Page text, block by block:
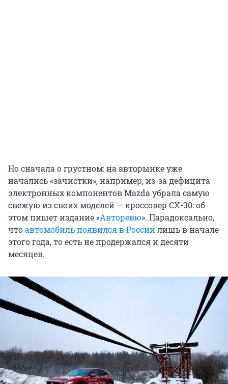
Но сначала о грустном: на авторынке уже
начались «зачистки», например, из-за дефицита
электронных компонентов Mazda убрала самую
свежую из своих моделей — кроссовер CX-30: об
этом пишет издание «Авторевю». Парадоксально,
чтоавтомобиль появился в Россиилишь в начале
этого года, то есть не продержался и десяти
месяцев.